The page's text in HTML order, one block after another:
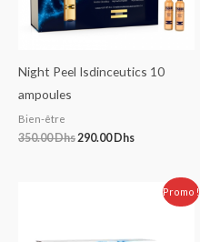
Night Peel Isdinceutics 10
ampoules
Bien-être
350.00Dhs 290.00Dhs
Promo !